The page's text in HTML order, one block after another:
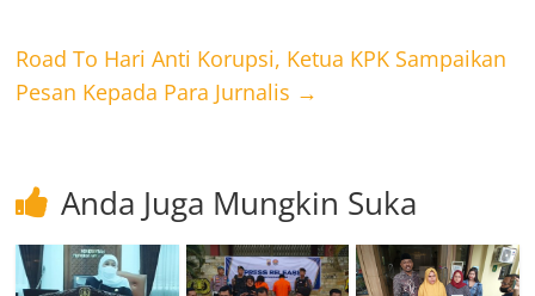
Road To Hari Anti Korupsi, Ketua KPK Sampaikan
Pesan Kepada Para Jurnalis →
Anda Juga Mungkin Suka